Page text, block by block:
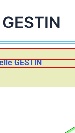
GESTIN